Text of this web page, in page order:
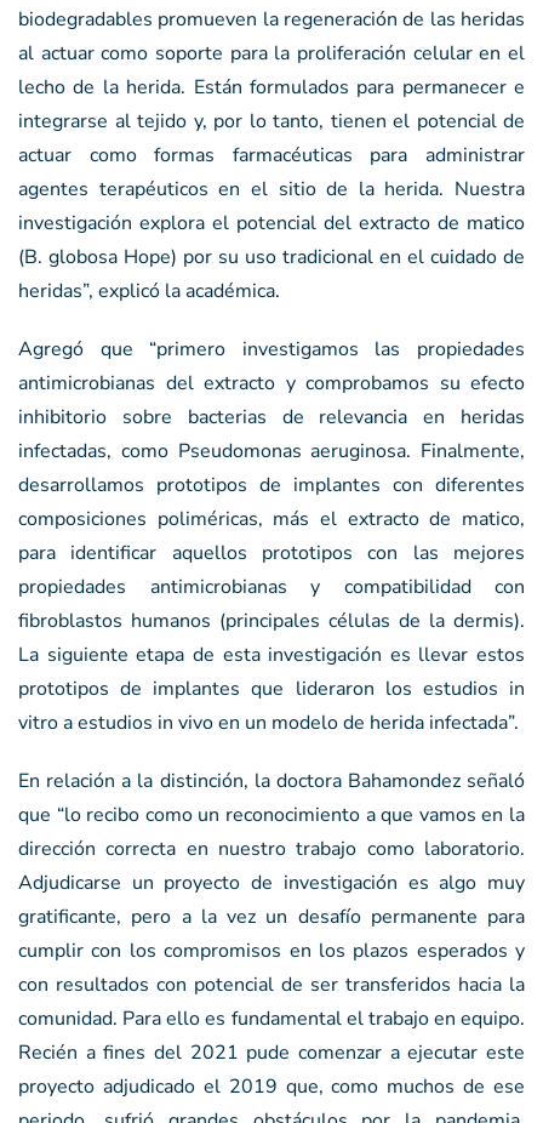
biodegradables promueven la regeneración de las heridas
al actuar como soporte para la proliferación celular en el
lecho de la herida. Están formulados para permanecer e
integrarse al tejido y, por lo tanto, tienen el potencial de
actuar como formas farmacéuticas para administrar
agentes terapéuticos en el sitio de la herida. Nuestra
investigación explora el potencial del extracto de matico
(B. globosa Hope) por su uso tradicional en el cuidado de
heridas”, explicó la académica.
Agregó que “primero investigamos las propiedades
antimicrobianas del extracto y comprobamos su efecto
inhibitorio sobre bacterias de relevancia en heridas
infectadas, como Pseudomonas aeruginosa. Finalmente,
desarrollamos prototipos de implantes con diferentes
composiciones poliméricas, más el extracto de matico,
para identificar aquellos prototipos con las mejores
propiedades antimicrobianas y compatibilidad con
fibroblastos humanos (principales células de la dermis).
La siguiente etapa de esta investigación es llevar estos
prototipos de implantes que lideraron los estudios in
vitro a estudios in vivo en un modelo de herida infectada”.
En relación a la distinción, la doctora Bahamondez señaló
que “lo recibo como un reconocimiento a que vamos en la
dirección correcta en nuestro trabajo como laboratorio.
Adjudicarse un proyecto de investigación es algo muy
gratificante, pero a la vez un desafío permanente para
cumplir con los compromisos en los plazos esperados y
con resultados con potencial de ser transferidos hacia la
comunidad. Para ello es fundamental el trabajo en equipo.
Recién a fines del 2021 pude comenzar a ejecutar este
proyecto adjudicado el 2019 que, como muchos de ese